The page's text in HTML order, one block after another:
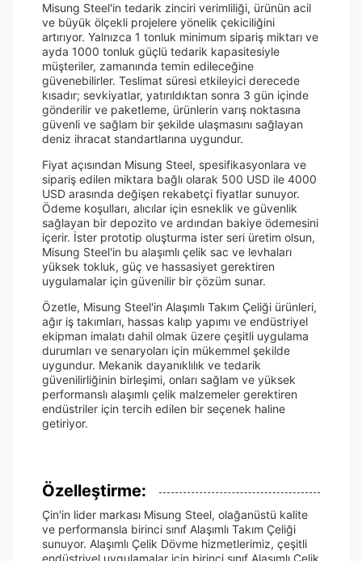
Misung Steel'in tedarik zinciri verimliliği, ürünün acil
ve büyük ölçekli projelere yönelik çekiciliğini
artırıyor. Yalnızca 1 tonluk minimum sipariş miktarı ve
ayda 1000 tonluk güçlü tedarik kapasitesiyle
müşteriler, zamanında temin edileceğine
güvenebilirler. Teslimat süresi etkileyici derecede
kısadır; sevkiyatlar, yatırıldıktan sonra 3 gün içinde
gönderilir ve paketleme, ürünlerin varış noktasına
güvenli ve sağlam bir şekilde ulaşmasını sağlayan
deniz ihracat standartlarına uygundur.
Fiyat açısından Misung Steel, spesifikasyonlara ve
sipariş edilen miktara bağlı olarak 500 USD ile 4000
USD arasında değişen rekabetçi fiyatlar sunuyor.
Ödeme koşulları, alıcılar için esneklik ve güvenlik
sağlayan bir depozito ve ardından bakiye ödemesini
içerir. İster prototip oluşturma ister seri üretim olsun,
Misung Steel'in bu alaşımlı çelik sac ve levhaları
yüksek tokluk, güç ve hassasiyet gerektiren
uygulamalar için güvenilir bir çözüm sunar.
Özetle, Misung Steel'in Alaşımlı Takım Çeliği ürünleri,
ağır iş takımları, hassas kalıp yapımı ve endüstriyel
ekipman imalatı dahil olmak üzere çeşitli uygulama
durumları ve senaryoları için mükemmel şekilde
uygundur. Mekanik dayanıklılık ve tedarik
güvenilirliğinin birleşimi, onları sağlam ve yüksek
performanslı alaşımlı çelik malzemeler gerektiren
endüstriler için tercih edilen bir seçenek haline
getiriyor.
Özelleştirme:
Çin'in lider markası Misung Steel, olağanüstü kalite
ve performansla birinci sınıf Alaşımlı Takım Çeliği
sunuyor. Alaşımlı Çelik Dövme hizmetlerimiz, çeşitli
endüstriyel uygulamalar için birinci sınıf Alaşımlı Çelik